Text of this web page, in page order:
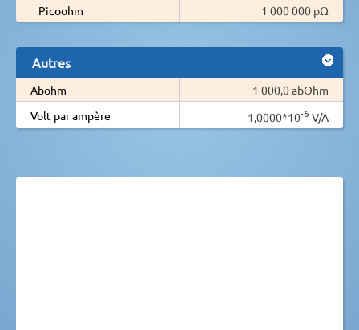
Picoohm
1 000 000 pΩ
Autres
Abohm
1 000,0 abOhm
Volt par ampère
1,0000*10-6 V/A